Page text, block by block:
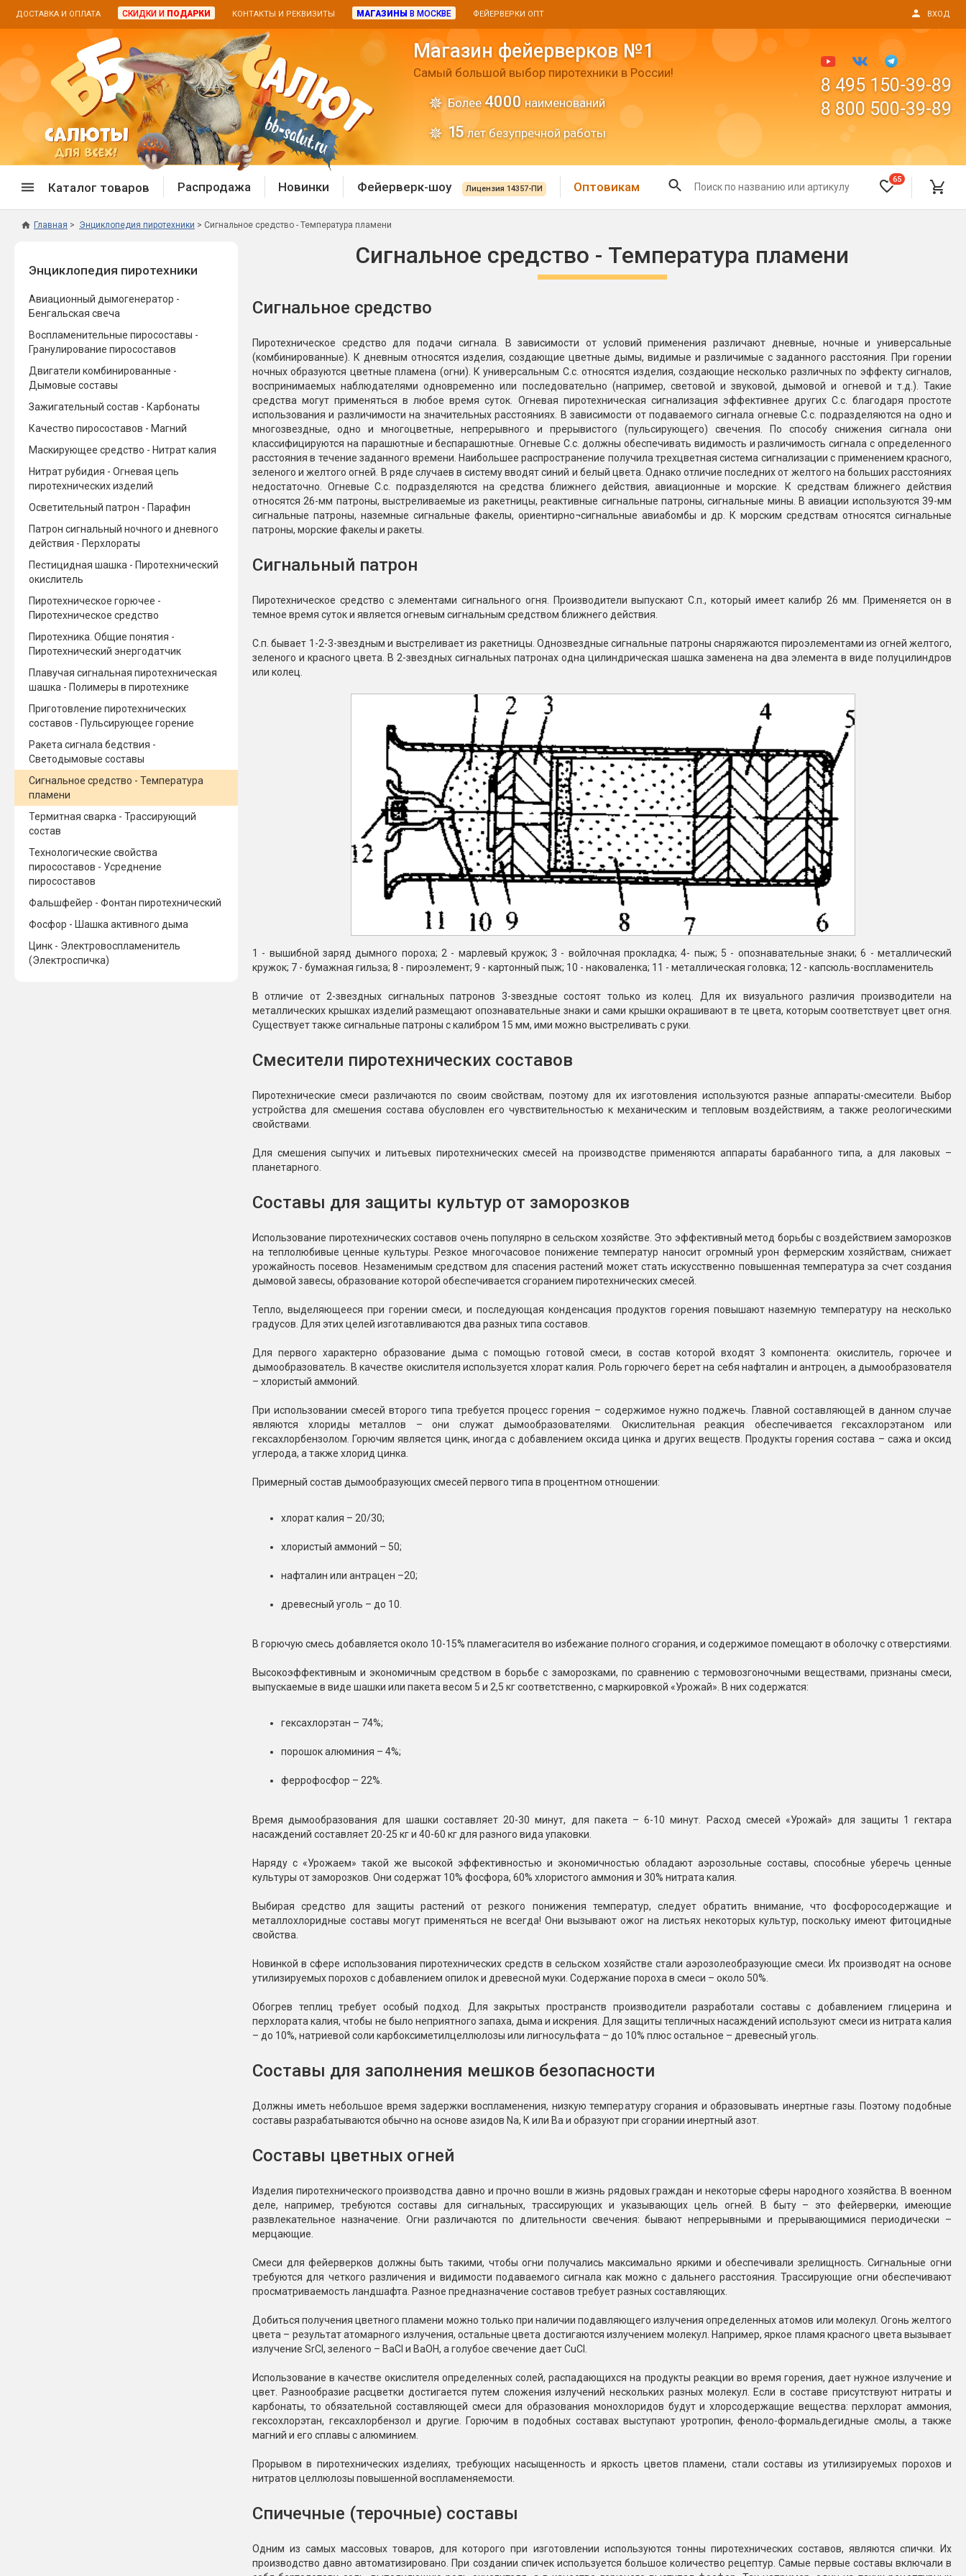
ДОСТАВКА И ОПЛАТА СКИДКИ И ПОДАРКИ КОНТАКТЫ И РЕКВИЗИТЫ МАГАЗИНЫ В МОСКВЕ ФЕЙЕРВЕРКИ ОПТ ВХОД
Магазин фейерверков №1
Самый большой выбор пиротехники в России!
Более 4000 наименований
15 лет безупречной работы
8 495 150-39-89
8 800 500-39-89
Каталог товаров
Распродажа фейерверков
Распродажа бенгальских огней
Новинки 2025/26
Фейерверки на свадьбу
Фейерверк-шоу
Батареи салютов
Цветной дым
Батареи салютов
Маленькие фейерверки
Средние фейерверки
Большие фейерверки
Супер-фейерверки
Пневмохлопушки
Петарды
Терочные
Фитильные
Лимонки, гранаты
Корсары
Летающие и наземные
Бабочки, пчелы
Жуки
Циркоблицы
Цветной дым и огонь
Сигнальная пиротехника
Хлопушки и пневмохлопушки
Пружинные хлопушки
Бенгальские огни
Бенгальские огни малые
Бенгальские огни большие
Фонтаны пиротехнические
Фонтаны в торт (холодные)
Фонтаны сценические (холодные)
Конфетти, серпантин
Небесные фонарики
Оборудование для
спецэффектов
Елочные гирлянды
Фейерверк-шоу
Распродажа Новинки Фейерверк-шоу Лицензия 14357-ПИ Оптовикам
65
Главная Энциклопедия пиротехники Сигнальное средство - Температура пламени
Энциклопедия пиротехники
Авиационный дымогенератор -
Бенгальская свеча
Воспламенительные пиросоставы -
Гранулирование пиросоставов
Двигатели комбинированные -
Дымовые составы
Зажигательный состав - Карбонаты
Качество пиросоставов - Магний
Маскирующее средство - Нитрат калия
Нитрат рубидия - Огневая цепь
пиротехнических изделий
Осветительный патрон - Парафин
Патрон сигнальный ночного и дневного
действия - Перхлораты
Пестицидная шашка - Пиротехнический
окислитель
Пиротехническое горючее -
Пиротехническое средство
Пиротехника. Общие понятия -
Пиротехнический энергодатчик
Плавучая сигнальная пиротехническая
шашка - Полимеры в пиротехнике
Приготовление пиротехнических
составов - Пульсирующее горение
Ракета сигнала бедствия -
Светодымовые составы
Сигнальное средство - Температура
пламени
Термитная сварка - Трассирующий
состав
Технологические свойства
пиросоставов - Усреднение
пиросоставов
Фальшфейер - Фонтан пиротехнический
Фосфор - Шашка активного дыма
Цинк - Электровоспламенитель
(Электроспичка)
Сигнальное средство - Температура пламени
Сигнальное средство
Пиротехническое средство для подачи сигнала. В зависимости от условий применения различают дневные, ночные и универсальные
(комбинированные). К дневным относятся изделия, создающие цветные дымы, видимые и различимые с заданного расстояния. При горении
ночных образуются цветные пламена (огни). К универсальным С.с. относятся изделия, создающие несколько различных по эффекту сигналов,
воспринимаемых наблюдателями одновременно или последовательно (например, световой и звуковой, дымовой и огневой и т.д.). Такие
средства могут применяться в любое время суток. Огневая пиротехническая сигнализация эффективнее других С.с. благодаря простоте
использования и различимости на значительных расстояниях. В зависимости от подаваемого сигнала огневые С.с. подразделяются на одно и
многозвездные, одно и многоцветные, непрерывного и прерывистого (пульсирующего) свечения. По способу снижения сигнала они
классифицируются на парашютные и беспарашютные. Огневые С.с. должны обеспечивать видимость и различимость сигнала с определенного
расстояния в течение заданного времени. Наибольшее распространение получила трехцветная система сигнализации с применением красного,
зеленого и желтого огней. В ряде случаев в систему вводят синий и белый цвета. Однако отличие последних от желтого на больших расстояниях
недостаточно. Огневые С.с. подразделяются на средства ближнего действия, авиационные и морские. К средствам ближнего действия
относятся 26-мм патроны, выстреливаемые из ракетницы, реактивные сигнальные патроны, сигнальные мины. В авиации используются 39-мм
сигнальные патроны, наземные сигнальные факелы, ориентирно¬сигнальные авиабомбы и др. К морским средствам относятся сигнальные
патроны, морские факелы и ракеты.
Сигнальный патрон
Пиротехническое средство с элементами сигнального огня. Производители выпускают С.п., который имеет калибр 26 мм. Применяется он в
темное время суток и является огневым сигнальным средством ближнего действия.
С.п. бывает 1-2-3-звездным и выстреливает из ракетницы. Однозвездные сигнальные патроны снаряжаются пироэлементами из огней желтого,
зеленого и красного цвета. В 2-звездных сигнальных патронах одна цилиндрическая шашка заменена на два элемента в виде полуцилиндров
или колец.
1 - вышибной заряд дымного пороха; 2 - марлевый кружок; 3 - войлочная прокладка; 4- пыж; 5 - опознавательные знаки; 6 - металлический
кружок; 7 - бумажная гильза; 8 - пироэлемент; 9 - картонный пыж; 10 - наковаленка; 11 - металлическая головка; 12 - капсюль-воспламенитель
В отличие от 2-звездных сигнальных патронов 3-звездные состоят только из колец. Для их визуального различия производители на
металлических крышках изделий размещают опознавательные знаки и сами крышки окрашивают в те цвета, которым соответствует цвет огня.
Существует также сигнальные патроны с калибром 15 мм, ими можно выстреливать с руки.
Смесители пиротехнических составов
Пиротехнические смеси различаются по своим свойствам, поэтому для их изготовления используются разные аппараты-смесители. Выбор
устройства для смешения состава обусловлен его чувствительностью к механическим и тепловым воздействиям, а также реологическими
свойствами.
Для смешения сыпучих и литьевых пиротехнических смесей на производстве применяются аппараты барабанного типа, а для лаковых –
планетарного.
Составы для защиты культур от заморозков
Использование пиротехнических составов очень популярно в сельском хозяйстве. Это эффективный метод борьбы с воздействием заморозков
на теплолюбивые ценные культуры. Резкое многочасовое понижение температур наносит огромный урон фермерским хозяйствам, снижает
урожайность посевов. Незаменимым средством для спасения растений может стать искусственно повышенная температура за счет создания
дымовой завесы, образование которой обеспечивается сгоранием пиротехнических смесей.
Тепло, выделяющееся при горении смеси, и последующая конденсация продуктов горения повышают наземную температуру на несколько
градусов. Для этих целей изготавливаются два разных типа составов.
Для первого характерно образование дыма с помощью готовой смеси, в состав которой входят 3 компонента: окислитель, горючее и
дымообразователь. В качестве окислителя используется хлорат калия. Роль горючего берет на себя нафталин и антроцен, а дымообразователя
– хлористый аммоний.
При использовании смесей второго типа требуется процесс горения – содержимое нужно поджечь. Главной составляющей в данном случае
являются хлориды металлов – они служат дымообразователями. Окислительная реакция обеспечивается гексахлорэтаном или
гексахлорбензолом. Горючим является цинк, иногда с добавлением оксида цинка и других веществ. Продукты горения состава – сажа и оксид
углерода, а также хлорид цинка.
Примерный состав дымообразующих смесей первого типа в процентном отношении:
хлорат калия – 20/30;
хлористый аммоний – 50;
нафталин или антрацен –20;
древесный уголь – до 10.
В горючую смесь добавляется около 10-15% пламегасителя во избежание полного сгорания, и содержимое помещают в оболочку с отверстиями.
Высокоэффективным и экономичным средством в борьбе с заморозками, по сравнению с термовозгоночными веществами, признаны смеси,
выпускаемые в виде шашки или пакета весом 5 и 2,5 кг соответственно, с маркировкой «Урожай». В них содержатся:
гексахлорэтан – 74%;
порошок алюминия – 4%;
феррофосфор – 22%.
Время дымообразования для шашки составляет 20-30 минут, для пакета – 6-10 минут. Расход смесей «Урожай» для защиты 1 гектара
насаждений составляет 20-25 кг и 40-60 кг для разного вида упаковки.
Наряду с «Урожаем» такой же высокой эффективностью и экономичностью обладают аэрозольные составы, способные уберечь ценные
культуры от заморозков. Они содержат 10% фосфора, 60% хлористого аммония и 30% нитрата калия.
Выбирая средство для защиты растений от резкого понижения температур, следует обратить внимание, что фосфоросодержащие и
металлохлоридные составы могут применяться не всегда! Они вызывают ожог на листьях некоторых культур, поскольку имеют фитоцидные
свойства.
Новинкой в сфере использования пиротехнических средств в сельском хозяйстве стали аэрозолеобразующие смеси. Их производят на основе
утилизируемых порохов с добавлением опилок и древесной муки. Содержание пороха в смеси – около 50%.
Обогрев теплиц требует особый подход. Для закрытых пространств производители разработали составы с добавлением глицерина и
перхлората калия, чтобы не было неприятного запаха, дыма и искрения. Для защиты тепличных насаждений используют смеси из нитрата калия
– до 10%, натриевой соли карбоксиметилцеллюлозы или лигносульфата – до 10% плюс остальное – древесный уголь.
Составы для заполнения мешков безопасности
Должны иметь небольшое время задержки воспламенения, низкую температуру сгорания и образовывать инертные газы. Поэтому подобные
составы разрабатываются обычно на основе азидов Na, К или Ва и образуют при сгорании инертный азот.
Составы цветных огней
Изделия пиротехнического производства давно и прочно вошли в жизнь рядовых граждан и некоторые сферы народного хозяйства. В военном
деле, например, требуются составы для сигнальных, трассирующих и указывающих цель огней. В быту – это фейерверки, имеющие
развлекательное назначение. Огни различаются по длительности свечения: бывают непрерывными и прерывающимися периодически –
мерцающие.
Смеси для фейерверков должны быть такими, чтобы огни получались максимально яркими и обеспечивали зрелищность. Сигнальные огни
требуются для четкого различения и видимости подаваемого сигнала как можно с дальнего расстояния. Трассирующие огни обеспечивают
просматриваемость ландшафта. Разное предназначение составов требует разных составляющих.
Добиться получения цветного пламени можно только при наличии подавляющего излучения определенных атомов или молекул. Огонь желтого
цвета – результат атомарного излучения, остальные цвета достигаются излучением молекул. Например, яркое пламя красного цвета вызывает
излучение SrCl, зеленого – BaCl и ВаОН, а голубое свечение дает CuCl.
Использование в качестве окислителя определенных солей, распадающихся на продукты реакции во время горения, дает нужное излучение и
цвет. Разнообразие расцветки достигается путем сложения излучений нескольких разных молекул. Если в составе присутствуют нитраты и
карбонаты, то обязательной составляющей смеси для образования монохлоридов будут и хлорсодержащие вещества: перхлорат аммония,
гексохлорэтан, гексахлорбензол и другие. Горючим в подобных составах выступают уротропин, феноло-формальдегидные смолы, а также
магний и его сплавы с алюминием.
Прорывом в пиротехнических изделиях, требующих насыщенность и яркость цветов пламени, стали составы из утилизируемых порохов и
нитратов целлюлозы повышенной воспламеняемости.
Спичечные (терочные) составы
Одним из самых массовых товаров, для которого при изготовлении используются тонны пиротехнических составов, являются спички. Их
производство давно автоматизировано. При создании спичек используется большое количество рецептур. Самые первые составы включали в